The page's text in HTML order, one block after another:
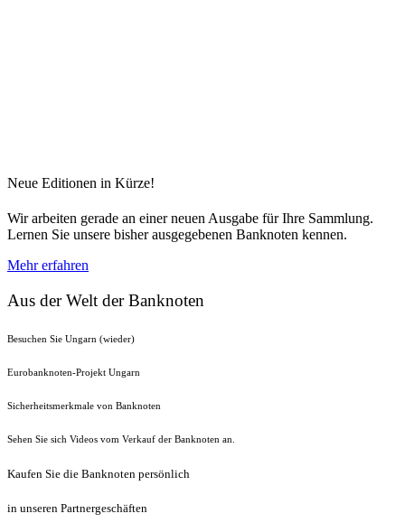
Neue Editionen in Kürze!
Wir arbeiten gerade an einer neuen Ausgabe für Ihre Sammlung.
Lernen Sie unsere bisher ausgegebenen Banknoten kennen.
Mehr erfahren
Aus der Welt der Banknoten
Besuchen Sie Ungarn (wieder)
Eurobanknoten-Projekt Ungarn
Sicherheitsmerkmale von Banknoten
Sehen Sie sich Videos vom Verkauf der Banknoten an.
Kaufen Sie die Banknoten persönlich
in unseren Partnergeschäften